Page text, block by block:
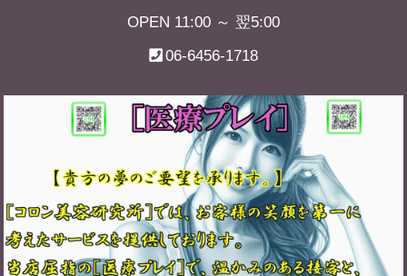
OPEN 11:00 ～ 翌5:00
06-6456-1718